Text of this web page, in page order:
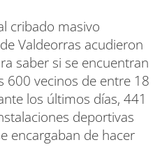
cribado masivo
Valdeorras acudieron
saber si se encuentran
600 vecinos de entre 18
los últimos días, 441
deportivas
encargaban de hacer